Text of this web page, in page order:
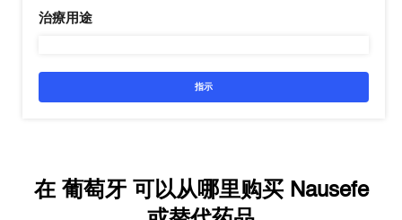
治療用途
指示
在 葡萄牙可以从哪里购买 Nausefe